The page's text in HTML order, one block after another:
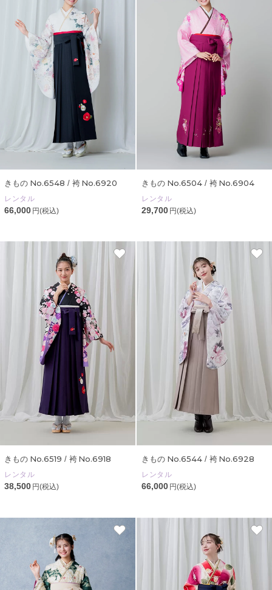
きもの No.6548 / 袴 No.6920
レンタル
66,000 円(税込)
きもの No.6504/ 袴 No.6904
レンタル
29,700 円(税込)
きもの No.6519 / 袴 No.6918
レンタル
38,500 円(税込)
きもの No.6544/ 袴 No.6928
レンタル
66,000 円(税込)